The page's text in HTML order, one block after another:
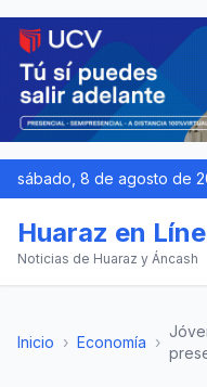
sábado, 8 de agosto de
Huaraz en
Noticias de Huaraz y Áncash
Inicio › Economía ›